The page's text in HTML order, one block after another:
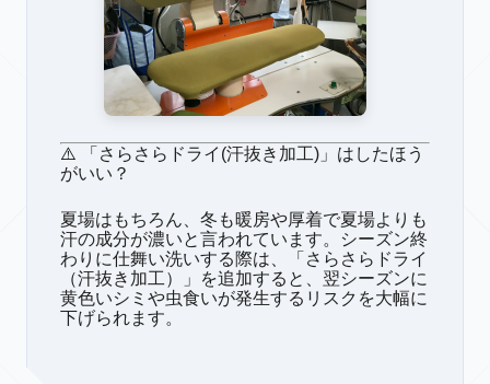
⚠️
「さらさらドライ(汗抜き加工)」はしたほう
がいい？
夏場はもちろん、冬も暖房や厚着で夏場よりも
汗の成分が濃いと言われています。シーズン終
わりに仕舞い洗いする際は、「さらさらドライ
（汗抜き加工）」を追加すると、翌シーズンに
黄色いシミや虫食いが発生するリスクを大幅に
下げられます。